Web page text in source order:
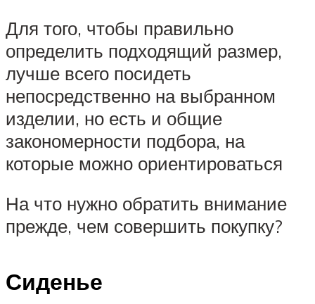
Для того, чтобы правильно
определить подходящий размер,
лучше всего посидеть
непосредственно на выбранном
изделии, но есть и общие
закономерности подбора, на
которые можно ориентироваться
На что нужно обратить внимание
прежде, чем совершить покупку?
Сиденье